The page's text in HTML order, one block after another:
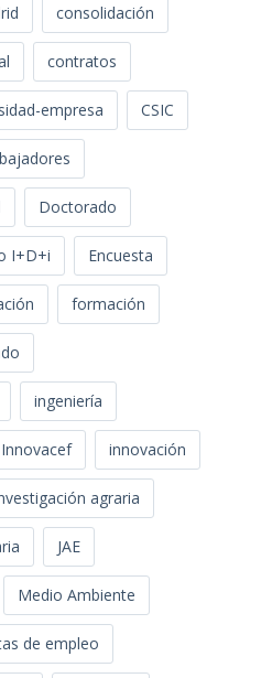
consolidación
contratos
empresa CSIC
Doctorado
I+D+i Encuesta
formación
ingeniería
Innovacef innovación
agraria
JAE
Medio Ambiente
de empleo